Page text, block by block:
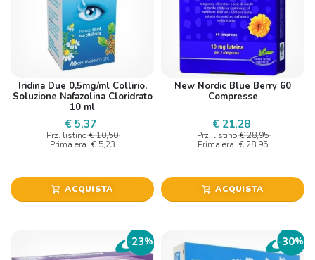
Iridina Due 0,5mg/ml Collirio,
Soluzione Nafazolina Cloridrato
10 ml
€ 5,37
Prz. listino € 10,50
Prima era € 5,23
shopping_cart ACQUISTA
New Nordic Blue Berry 60
Compresse
€ 21,28
Prz. listino € 28,95
Prima era € 28,95
shopping_cart ACQUISTA
-23% -30%